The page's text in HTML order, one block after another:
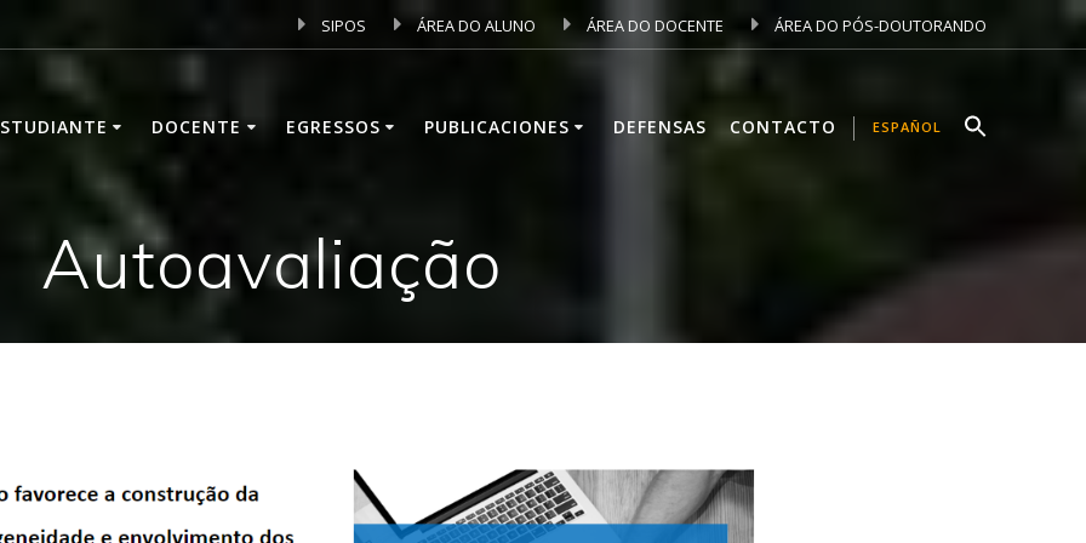
SIPOS ÁREA DO ALUNO ÁREA DO DOCENTE ÁREA DO PÓS-DOUTORANDO
DOCENTE EGRESSOS PUBLICACIONES DEFENSAS CONTACTO ESPAÑOL
Autoavaliação